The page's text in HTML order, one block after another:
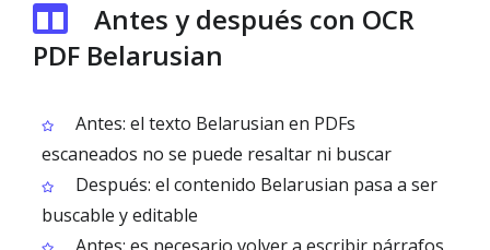
Antes y después con OCR
PDF Belarusian
Antes: el texto Belarusian en PDFs
escaneados no se puede resaltar ni buscar
Después: el contenido Belarusian pasa a ser
buscable y editable